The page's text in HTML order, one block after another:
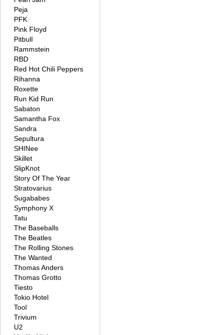
Peja
PFK
Pink Floyd
Pitbull
Rammstein
RBD
Red Hot Chili Peppers
Rihanna
Roxette
Run Kid Run
Sabaton
Samantha Fox
Sandra
Sepultura
SHINee
Skillet
SlipKnot
Story Of The Year
Stratovarius
Sugababes
Symphony X
Tatu
The Baseballs
The Beatles
The Rolling Stones
The Wanted
Thomas Anders
Thomas Grotto
Tiesto
Tokio Hotel
Tool
Trivium
U2